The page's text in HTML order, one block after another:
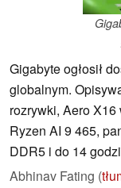
Gigabyte ogłosił
globalnym.
rozrywki, Aero
Ryzen AI 9 465,
DDR5 i do 14
Abhinav Fating (